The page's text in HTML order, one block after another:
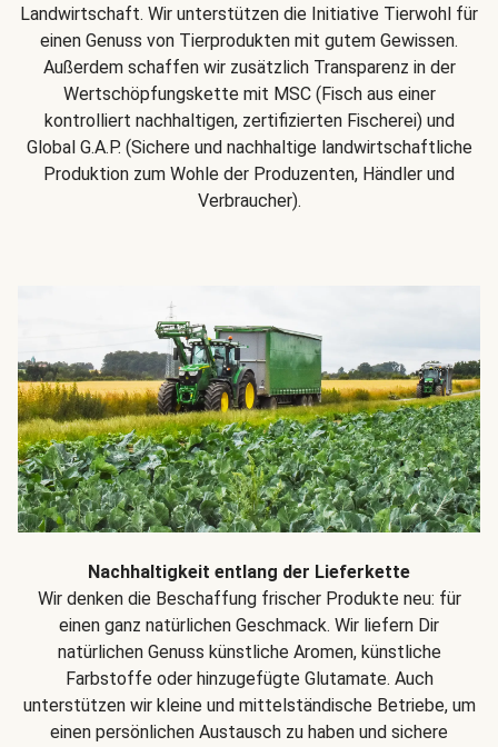
Landwirtschaft. Wir unterstützen die Initiative Tierwohl für
einen Genuss von Tierprodukten mit gutem Gewissen.
Außerdem schaffen wir zusätzlich Transparenz in der
Wertschöpfungskette mit MSC (Fisch aus einer
kontrolliert nachhaltigen, zertifizierten Fischerei) und
Global G.A.P. (Sichere und nachhaltige landwirtschaftliche
Produktion zum Wohle der Produzenten, Händler und
Verbraucher).
Nachhaltigkeit entlang der Lieferkette
Wir denken die Beschaffung frischer Produkte neu: für
einen ganz natürlichen Geschmack. Wir liefern Dir
natürlichen Genuss künstliche Aromen, künstliche
Farbstoffe oder hinzugefügte Glutamate. Auch
unterstützen wir kleine und mittelständische Betriebe, um
einen persönlichen Austausch zu haben und sichere